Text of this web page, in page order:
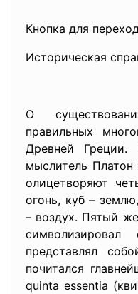
Кнопка для
Историческая
О
правильных
Древней Греции.
мыслитель
олицетворяют
огонь, куб –
– воздух. Пятый
представлял
почитался
quinta essentia